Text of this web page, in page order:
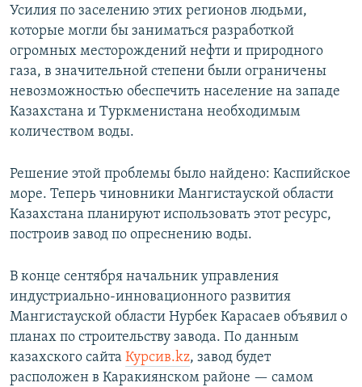
Усилия по заселению этих регионов людьми,
которые могли бы заниматься разработкой
огромных месторождений нефти и природного
газа, в значительной степени были ограничены
невозможностью обеспечить население на западе
Казахстана и Туркменистана необходимым
количеством воды.
Решение этой проблемы было найдено: Каспийское
море. Теперь чиновники Мангистауской области
Казахстана планируют использовать этот ресурс,
построив завод по опреснению воды.
В конце сентября начальник управления
индустриально-инновационного развития
Мангистауской области Нурбек Карасаев объявил о
планах по строительству завода. По данным
казахского сайта Курсив.kz, завод будет
расположен в Каракиянском районе — самом